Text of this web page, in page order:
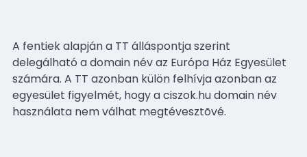
A fentiek alapján a TT álláspontja szerint
delegálható a domain név az Európa Ház Egyesület
számára. A TT azonban külön felhívja azonban az
egyesület figyelmét, hogy a ciszok.hu domain név
használata nem válhat megtévesztõvé.